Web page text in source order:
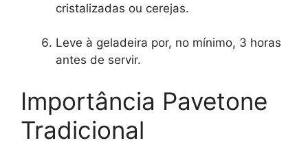
cristalizadas ou cerejas.
Leve à geladeira por, no mínimo, 3 horas
antes de servir.
Importância Pavetone
Tradicional